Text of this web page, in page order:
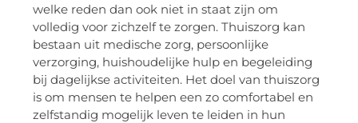
welke reden dan ook niet in staat zijn om
volledig voor zichzelf te zorgen. Thuiszorg kan
bestaan uit medische zorg, persoonlijke
verzorging, huishoudelijke hulp en begeleiding
bij dagelijkse activiteiten. Het doel van thuiszorg
is om mensen te helpen een zo comfortabel en
zelfstandig mogelijk leven te leiden in hun